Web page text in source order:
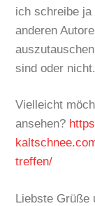
ich schreibe
anderen
sind oder
Vielleicht
ansehen?
treffen/
Liebste Grüße